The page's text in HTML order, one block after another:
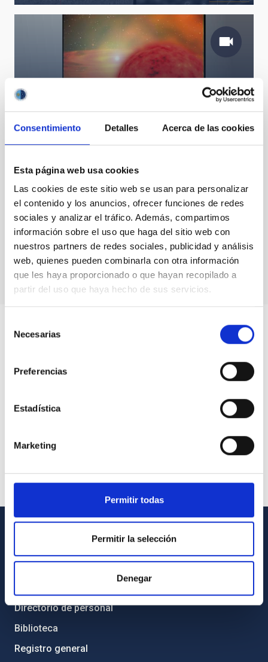
Consentimiento Detalles Acerca de las cookies
Esta página web usa cookies
Las cookies de este sitio web se usan para personalizar
el contenido y los anuncios, ofrecer funciones de redes
sociales y analizar el tráfico. Además, compartimos
información sobre el uso que haga del sitio web con
nuestros partners de redes sociales, publicidad y análisis
web, quienes pueden combinarla con otra información
que les haya proporcionado o que hayan recopilado a
partir del uso que haya hecho de sus servicios.
Necesarias
Preferencias
Estadística
Marketing
Permitir todas
Permitir la selección
Denegar
Evolución de un sistema binario de estrellas
simbióticas hacia una nebulosa planetaria bipolar
Algunos asistentes al acto de colocación de la placa
y de conmemoración del 30º aniversario de la Ley del
Cielo
INFORMACIÓN GENERAL
Directorio de personal
Biblioteca
Registro general